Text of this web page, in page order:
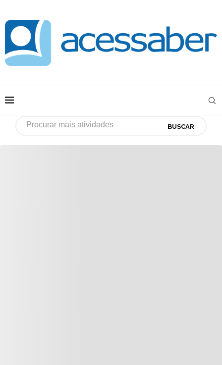
BUSCAR